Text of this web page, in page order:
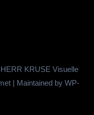
HERR KRUSE Visuelle
| Maintained by WP-